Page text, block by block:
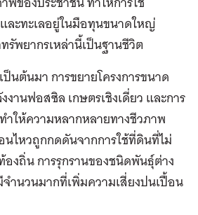
ละทะเลอยู่ในมือทุนขนาดใหญ่
พยากรเหล่านี้เป็นฐานชีวิต
นต้นมา การขยายโครงการขนาด
านฟอสซิล เกษตรเชิงเดี่ยว และการ
ำให้ความหลากหลายทางชีวภาพ
นไหวถูกกดดันจากการใช้ที่ดินที่ไม่
ถิ่น การรุกรานของชนิดพันธุ์ต่าง
จำนวนมากที่เพิ่มความเสี่ยงปนเปื้อน